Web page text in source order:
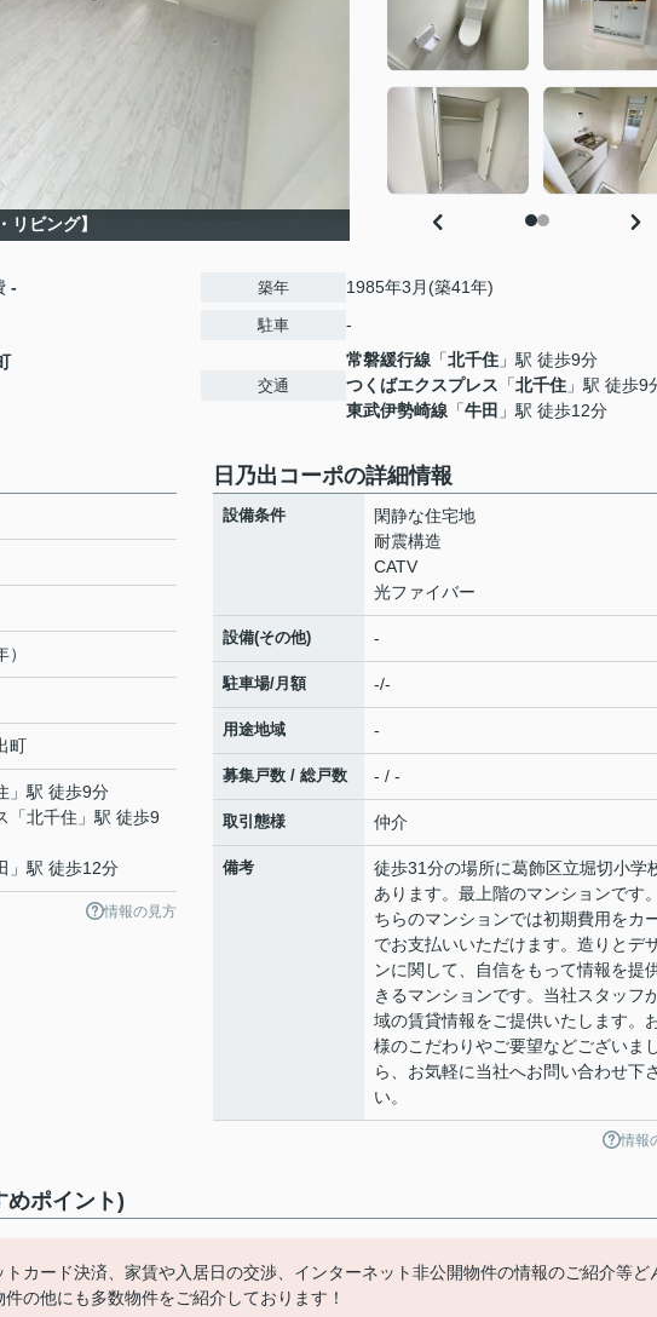
リビング】
- 築年 1985年3月(築41年)
駐車 -
交通
常磐緩行線 「北千住 」駅 徒歩9分
つくばエクスプレス 「北千住 」駅 徒歩9
東武伊勢崎線 「牛田 」駅 徒歩12分
町
」駅 徒歩9分
「北千住 」駅 徒歩9
」駅 徒歩12分
情報の見方
日乃出コーポの詳細情報
設備条件
閑静な住宅地
耐震構造
CATV
光ファイバー
設備(その他) -
駐車場/月額 -/-
用途地域 -
募集戸数 / 総戸数 - / -
取引態様 仲介
備考
徒歩31分の場所に葛飾区立堀切小学
あります。最上階のマンションです
ちらのマンションでは初期費用をカ
でお支払いいただけます。造りとデ
ンに関して、自信をもって情報を提
きるマンションです。当社スタッフ
域の賃貸情報をご提供いたします。
様のこだわりやご要望などございま
ら、お気軽に当社へお問い合わせ下さ
い。
情報
めポイント)
カード決済、家賃や入居日の交渉、インターネット非公開物件の情報のご紹介等ど
の他にも多数物件をご紹介しております！